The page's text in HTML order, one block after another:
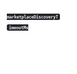
marketplaceDiscoveryT
imeoutMs